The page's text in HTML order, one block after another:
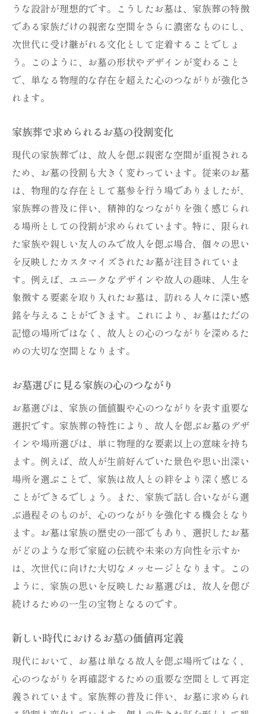
伝統と革新を融合した家族葬にふさわしいお墓
家族葬に相応しい伝統と革新のお墓選び
新旧を融合したお墓のデザイン提案
伝統を守りつつ革新するお墓の形
家族葬に適した伝統的かつ革新的なお墓
家族の想いを反映するお墓で叶える心安らぐ供
養
家族葬で叶える想いを形にするお墓
お墓に反映される家族の思いと供養
心安らぐ供養を実現するお墓選び
家族の想いを具現化するお墓デザイン
供養の場としてのお墓に込める家族の想い
お墓で叶える家族の心安らぐ供養法
未来に向けたお墓の形を家族葬と共に探る
家族葬が導く未来のお墓のビジョン
新しい時代を見据えたお墓の未来像
未来志向の家族葬に適したお墓の形
家族葬による未来のお墓デザインの展望
お墓と家族葬の未来を考える
親密な家族葬にぴったりなお墓選び
現代的お墓の選択が家族葬に与える影響
家族葬に適した現代的お墓の特徴
親密な家族葬に選ばれるお墓デザイン
現代的お墓がもたらす家族葬の変化
家族葬に最適な現代的お墓の提案
うな設計が理想的です。こうしたお墓は、家族葬の特徴
である家族だけの親密な空間をさらに濃密なものにし、
次世代に受け継がれる文化として定着することでしょ
う。このように、お墓の形状やデザインが変わること
で、単なる物理的な存在を超えた心のつながりが強化さ
れます。
家族葬で求められるお墓の役割変化
現代の家族葬では、故人を偲ぶ親密な空間が重視される
ため、お墓の役割も大きく変わっています。従来のお墓
は、物理的な存在として墓参を行う場でありましたが、
家族葬の普及に伴い、精神的なつながりを強く感じられ
る場所としての役割が求められています。特に、限られ
た家族や親しい友人のみで故人を偲ぶ場合、個々の思い
を反映したカスタマイズされたお墓が注目されていま
す。例えば、ユニークなデザインや故人の趣味、人生を
象徴する要素を取り入れたお墓は、訪れる人々に深い感
銘を与えることができます。これにより、お墓はただの
記憶の場所ではなく、故人との心のつながりを深めるた
めの大切な空間となります。
お墓選びに見る家族の心のつながり
お墓選びは、家族の価値観や心のつながりを表す重要な
選択です。家族葬の特性により、故人を偲ぶお墓のデザ
インや場所選びは、単に物理的な要素以上の意味を持ち
ます。例えば、故人が生前好んでいた景色や思い出深い
場所を選ぶことで、家族は故人との絆をより深く感じる
ことができるでしょう。また、家族で話し合いながら選
ぶ過程そのものが、心のつながりを強化する機会となり
ます。お墓は家族の歴史の一部でもあり、選択したお墓
がどのような形で家庭の伝統や未来の方向性を示すか
は、次世代に向けた大切なメッセージとなります。この
ように、家族の思いを反映したお墓選びは、故人を偲び
続けるための一生の宝物となるのです。
新しい時代におけるお墓の価値再定義
現代において、お墓は単なる故人を偲ぶ場所ではなく、
心のつながりを再確認するための重要な空間として再定
義されています。家族葬の普及に伴い、お墓に求められ